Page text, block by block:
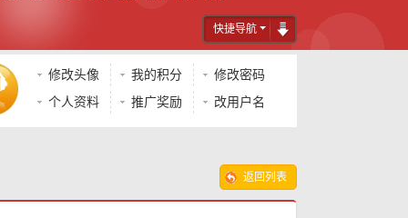
快捷导航
修改头像 我的积分
修改密码
个人资料
推广奖励 改用户名
返回列表